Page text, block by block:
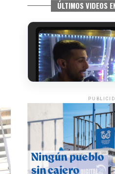
ÚLTIMOS VIDEOS
5º DÍA DE LAS
2026
·Huelvatv